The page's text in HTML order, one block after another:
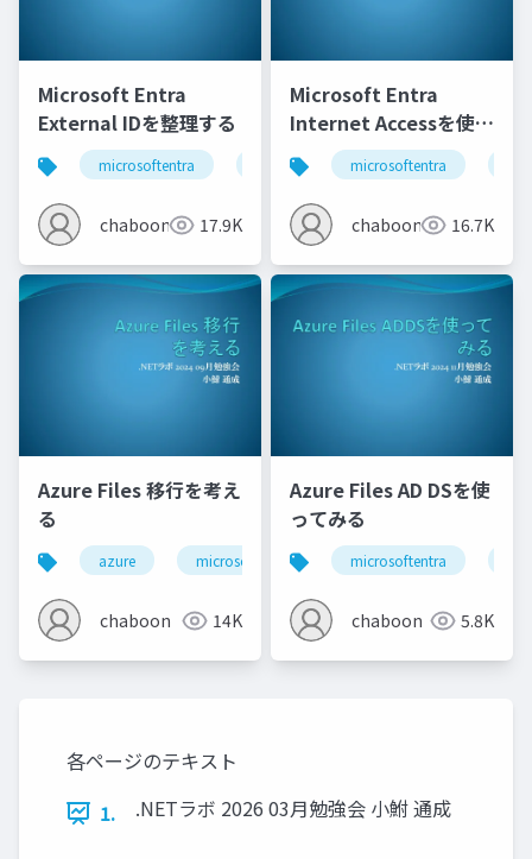
Microsoft Entra
External IDを整理する
microsoftentra azure
chaboon 17.9K
Microsoft Entra
Internet Accessを使っ
てみるmicrosoftentra
chaboon 16.7K
Azure Files 移行を考え
る
azure microsoftentra kerberos active
chaboon 14K
Azure Files AD DSを使
ってみる
microsoftentra
chaboon 5.8K
各ページのテキスト
1.
.NETラボ 2026 03月勉強会 小鮒 通成